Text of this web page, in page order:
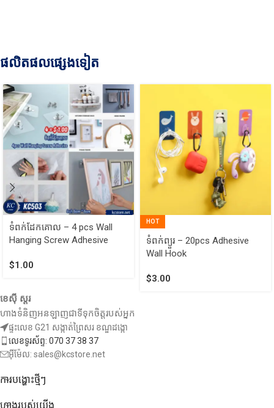
ផលិតផលផ្សេងទៀត
ទំពក់ដែកគោល – 4 pcs Wall
Hanging Screw Adhesive
$1.00
HOT
ទំពក់ព្យួរ – 20pcs Adhesive
Wall Hook
$3.00
ខេស៊ី ស្តរ
ហាងទំនិញអនឡាញជាទីទុកចិត្តរបស់អ្នក
ផ្ទះលេខ G21 សង្កាត់ព្រៃសរ ខណ្ឌដង្កោ
លេខទូរស័ព្ទ: 070 37 38 37
អ៊ីម៉ែល: sales@kcstore.net
ការបង្ហោះថ្មីៗ
ហាងរបស់យើង